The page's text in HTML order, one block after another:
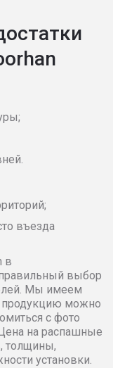
въезда
в
выбор
Мы имеем
продукцию можно
с фото
на распашные
толщины,
установки.